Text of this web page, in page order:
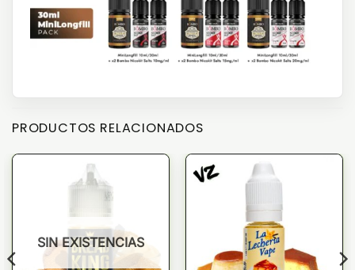
PRODUCTOS RELACIONADOS
SIN EXISTENCIAS